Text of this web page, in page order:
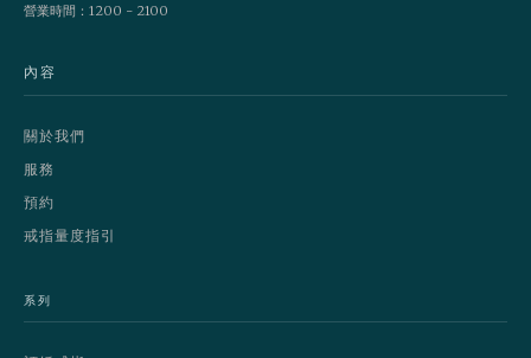
營業時間：1200 - 2100
內容
關於我們
服務
預約
戒指量度指引
系列